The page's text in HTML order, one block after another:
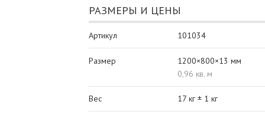
РАЗМЕРЫ И ЦЕНЫ
Артикул 101034
Размер
1200×800×13 мм
0,96 кв. м
Вес 17 кг ± 1 кг